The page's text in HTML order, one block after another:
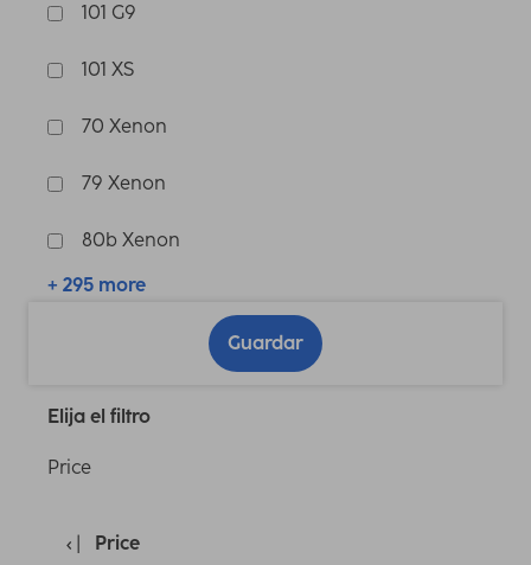
101 G9
101 XS
70 Xenon
79 Xenon
80b Xenon
+ 295 more
Guardar
Elija el filtro
Price
Price